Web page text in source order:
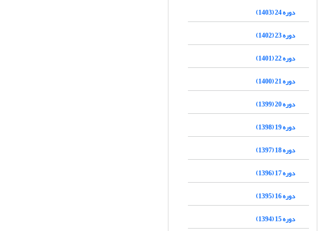
دوره 24 (1403)
دوره 23 (1402)
دوره 22 (1401)
دوره 21 (1400)
دوره 20 (1399)
دوره 19 (1398)
دوره 18 (1397)
دوره 17 (1396)
دوره 16 (1395)
دوره 15 (1394)